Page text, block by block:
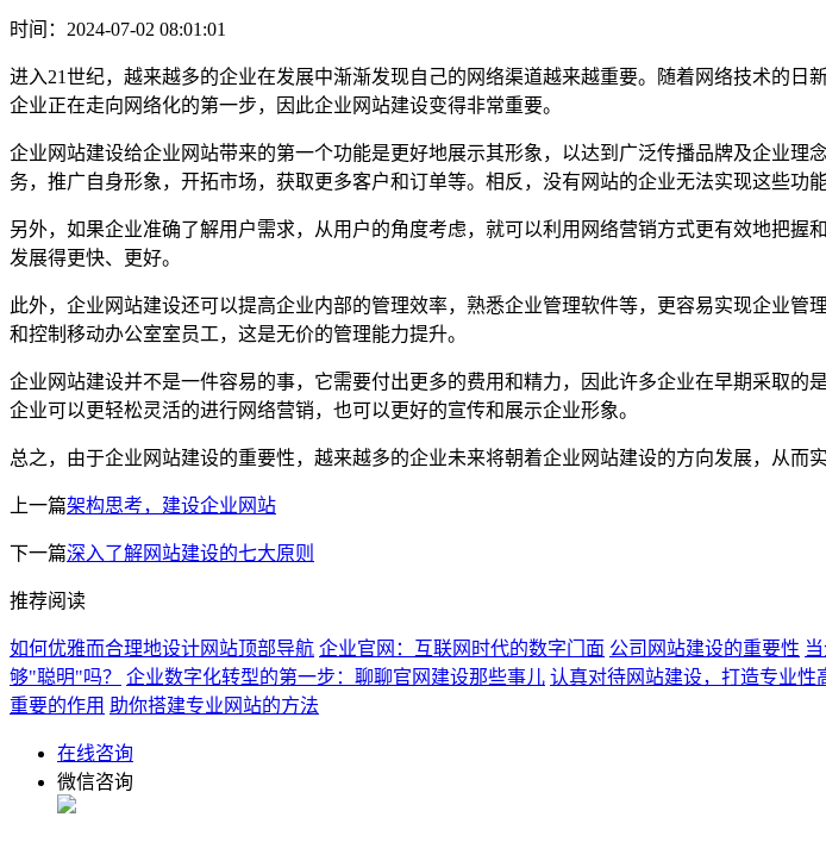
时间：2024-07-02 08:01:01
进入21世纪，越来越多的企业在发展中渐渐发现自己的网络渠道越来越重要。随着网络技术的
企业正在走向网络化的第一步，因此企业网站建设变得非常重要。
企业网站建设给企业网站带来的第一个功能是更好地展示其形象，以达到广泛传播品牌及企业
务，推广自身形象，开拓市场，获取更多客户和订单等。相反，没有网站的企业无法实现这些功
另外，如果企业准确了解用户需求，从用户的角度考虑，就可以利用网络营销方式更有效地把
发展得更快、更好。
此外，企业网站建设还可以提高企业内部的管理效率，熟悉企业管理软件等，更容易实现企业
和控制移动办公室室员工，这是无价的管理能力提升。
企业网站建设并不是一件容易的事，它需要付出更多的费用和精力，因此许多企业在早期采取的
企业可以更轻松灵活的进行网络营销，也可以更好的宣传和展示企业形象。
总之，由于企业网站建设的重要性，越来越多的企业未来将朝着企业网站建设的方向发展，从而实
上一篇架构思考，建设企业网站
下一篇深入了解网站建设的七大原则
推荐阅读
如何优雅而合理地设计网站顶部导航 企业官网：互联网时代的数字门面 公司网站建设的重要性
够"聪明"吗？
企业数字化转型的第一步：聊聊官网建设那些事儿 认真对待网站建设，打造专业性
重要的作用 助你搭建专业网站的方法
在线咨询
微信咨询